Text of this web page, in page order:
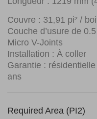
Couvre : 31,91 pi² /
Couche d’usure de
Micro V-Joints
Installation : À coller
Garantie :
ans
Required Area (PI2)